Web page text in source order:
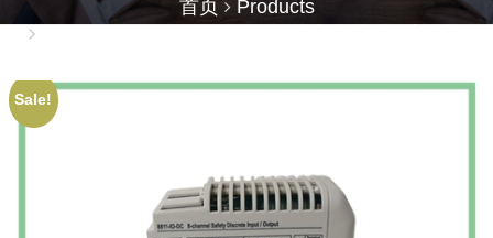
首页
Products
Sale!